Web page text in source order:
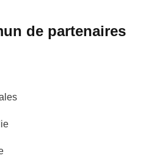
de partenaires